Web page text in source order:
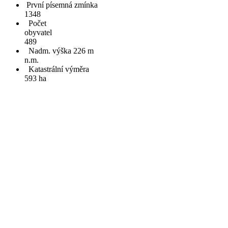
První písemná zmínka
1348
Počet
obyvatel
489
Nadm. výška 226 m
n.m.
Katastrální výměra
593 ha